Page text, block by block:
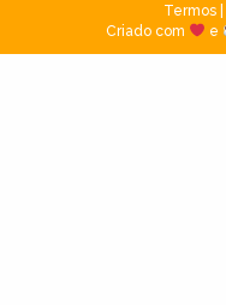
Termos|
Criado com
e